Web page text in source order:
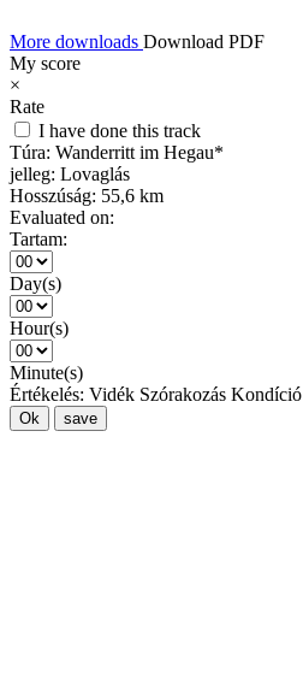
More downloads Download PDF
My score
×
Rate
I have done this track
Túra: Wanderritt im Hegau*
jelleg: Lovaglás
Hosszúság: 55,6 km
Evaluated on:
Tartam:
Day(s)
Hour(s)
Minute(s)
Értékelés: Vidék Szórakozás Kondíció
Ok save